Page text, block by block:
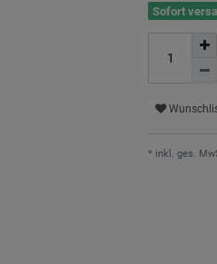
Sofort
* inkl. ges.